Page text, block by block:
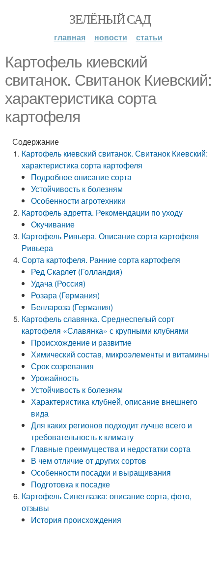
ЗЕЛЁНЫЙ САД
главная новости статьи
Картофель киевский
свитанок. Свитанок Киевский:
характеристика сорта
картофеля
Содержание
Картофель киевский свитанок. Свитанок Киевский:
характеристика сорта картофеля
Подробное описание сорта
Устойчивость к болезням
Особенности агротехники
Картофель адретта. Рекомендации по уходу
Окучивание
Картофель Ривьера. Описание сорта картофеля
Ривьера
Сорта картофеля. Ранние сорта картофеля
Ред Скарлет (Голландия)
Удача (Россия)
Розара (Германия)
Беллароза (Германия)
Картофель славянка. Среднеспелый сорт
картофеля «Славянка» с крупными клубнями
Происхождение и развитие
Химический состав, микроэлементы и витамины
Срок созревания
Урожайность
Устойчивость к болезням
Характеристика клубней, описание внешнего
вида
Для каких регионов подходит лучше всего и
требовательность к климату
Главные преимущества и недостатки сорта
В чем отличие от других сортов
Особенности посадки и выращивания
Подготовка к посадке
Картофель Синеглазка: описание сорта, фото,
отзывы
История происхождения